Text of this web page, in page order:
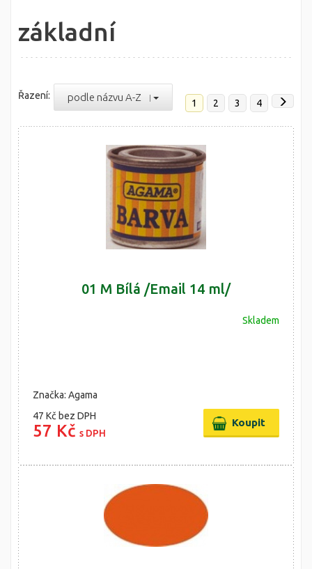
základní
Řazení: podle názvu A-Z 1 2 3 4
01 M Bílá /Email 14 ml/
Skladem
Značka: Agama
47 Kč bez DPH
57 Kč s DPH